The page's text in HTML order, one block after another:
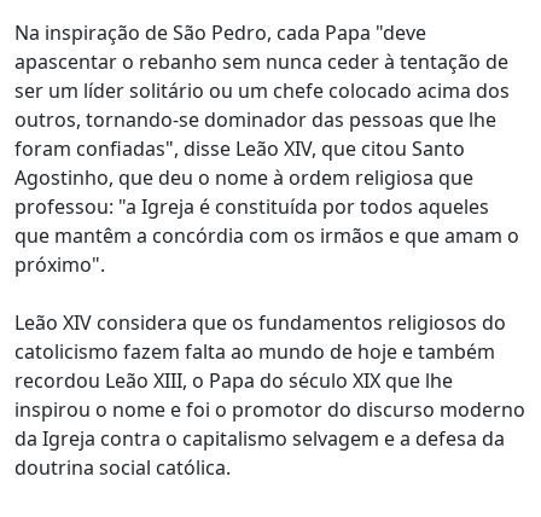
Na inspiração de São Pedro, cada Papa "deve
apascentar o rebanho sem nunca ceder à tentação de
ser um líder solitário ou um chefe colocado acima dos
outros, tornando-se dominador das pessoas que lhe
foram confiadas", disse Leão XIV, que citou Santo
Agostinho, que deu o nome à ordem religiosa que
professou: "a Igreja é constituída por todos aqueles
que mantêm a concórdia com os irmãos e que amam o
próximo".
Leão XIV considera que os fundamentos religiosos do
catolicismo fazem falta ao mundo de hoje e também
recordou Leão XIII, o Papa do século XIX que lhe
inspirou o nome e foi o promotor do discurso moderno
da Igreja contra o capitalismo selvagem e a defesa da
doutrina social católica.